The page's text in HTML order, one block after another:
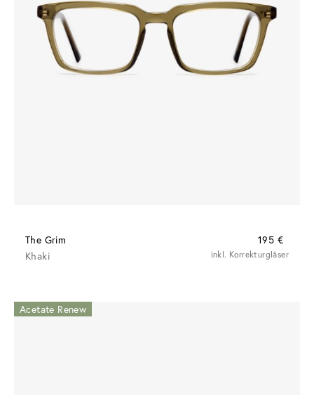
The Grim
195 €
Khaki
inkl. Korrekturgläser
Acetate Renew